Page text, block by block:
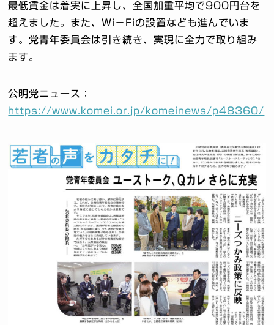
最低賃金は着実に上昇し、全国加重平均で900円台を
超えました。また、Wi－Fiの設置なども進んでいま
す。党青年委員会は引き続き、実現に全力で取り組み
ます。
公明党ニュース：
https://www.komei.or.jp/komeinews/p48360/